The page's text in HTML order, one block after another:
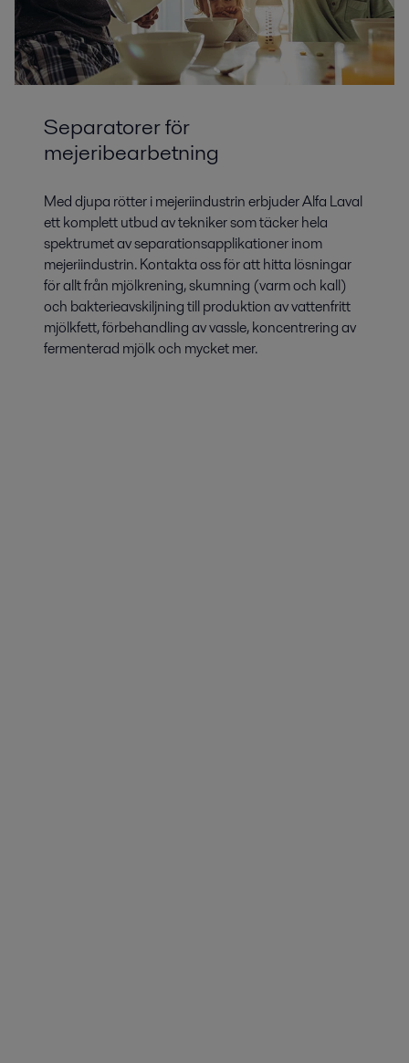
Separatorer för
mejeribearbetning
Med djupa rötter i mejeriindustrin erbjuder Alfa Laval
ett komplett utbud av tekniker som täcker hela
spektrumet av separationsapplikationer inom
mejeriindustrin. Kontakta oss för att hitta lösningar
för allt från mjölkrening, skumning (varm och kall)
och bakterieavskiljning till produktion av vattenfritt
mjölkfett, förbehandling av vassle, koncentrering av
fermenterad mjölk och mycket mer.